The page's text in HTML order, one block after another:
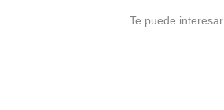
Te puede interesar